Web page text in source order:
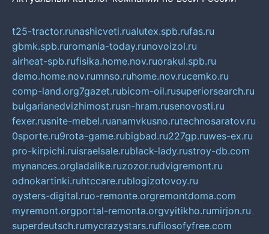
t25-tractor.runashicveti.rualutex.spb.rufas.ru
gbmk.spb.ruromania-today.runovoizol.ru
airheat-spb.rufisika.home.nov.ruorakul.spb.ru
demo.home.nov.rumnso.ruhome.nov.rucemko.ru
comp-land.org7gazet.rubicom-oil.rusuperiorsearch.ru
bulgarianedvizhimost.rusn-hram.rusenovosti.ru
fexer.rusnite-mebel.ruanamvkusno.rutechnosaratov.ru
0sporte.ru9rota-game.rubigbad.ru227gp.ruwes-ex.ru
pro-kirpichi.ruisraelsale.rublack-lady.rustroy-db.com
mynances.orgladalike.ruzozor.rudvigremont.ru
odnokartinki.ruhtccare.rublogizotovoy.ru
oysters-digital.ruo-remonte.orgremontdoma.com
myremont.orgportal-remonta.orgvyitikho.rumirjon.ru
superdeutsch.rumycrazystars.rufilosofyfree.com